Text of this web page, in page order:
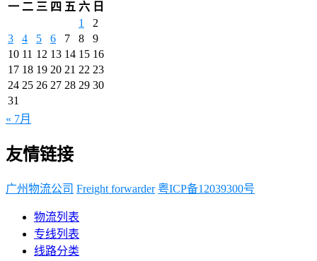
一 二 三 四 五 六 日
1
2
3
4 5 6 7 8
9
10 11 12 13 14 15 16
17 18 19 20 21 22 23
24 25 26 27 28 29 30
31
« 7月
友情链接
广州物流公司 Freight forwarder 粤ICP备12039300号
物流列表
专线列表
线路分类